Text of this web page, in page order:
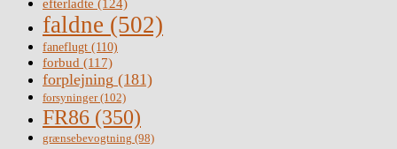
efterladte (124)
faldne (502)
faneflugt (110)
forbud (117)
forplejning (181)
forsyninger(102)
FR86 (350)
grænsebevogtning (98)